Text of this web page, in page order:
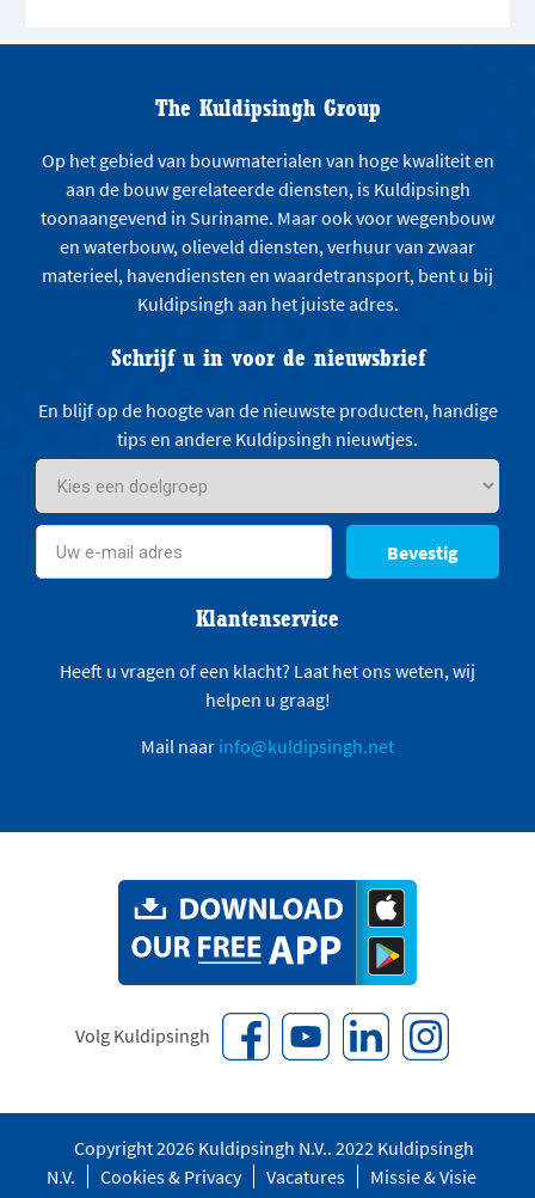
The Kuldipsingh Group
Op het gebied van bouwmaterialen van hoge kwaliteit en
aan de bouw gerelateerde diensten, is Kuldipsingh
toonaangevend in Suriname. Maar ook voor wegenbouw
en waterbouw, olieveld diensten, verhuur van zwaar
materieel, havendiensten en waardetransport, bent u bij
Kuldipsingh aan het juiste adres.
Schrijf u in voor de nieuwsbrief
En blijf op de hoogte van de nieuwste producten, handige
tips en andere Kuldipsingh nieuwtjes.
Bevestig
Klantenservice
Heeft u vragen of een klacht? Laat het ons weten, wij
helpen u graag!
Mail naar info@kuldipsingh.net
Volg Kuldipsingh
Copyright 2026 Kuldipsingh N.V.. 2022 Kuldipsingh
N.V.
Cookies & Privacy Vacatures Missie & Visie